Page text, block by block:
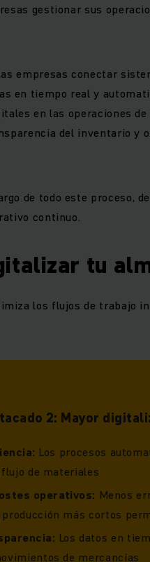
gestionar sus
empresas conectar
en tiempo real y
en las operaciones
del inventario y
de todo este proceso,
continuo.
tu
los flujos de trabajo
2: Mayor
Los procesos
de materiales
operativos: Menos
más cortos
Los datos en
de mercancías